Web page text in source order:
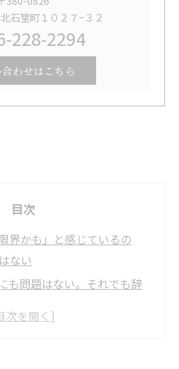
石堂町１０２７−３２
228-2294
わせはこちら
目次
界かも」と感じているの
ない
も問題はない。それでも辞
スは、美容業界でけっして